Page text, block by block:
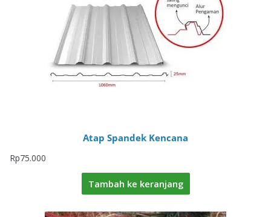
Atap Spandek Kencana
Rp75.000
Tambah ke keranjang